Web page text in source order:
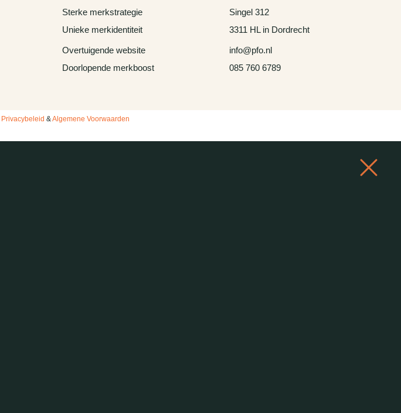
Sterke merkstrategie
Unieke merkidentiteit
Overtuigende website
Doorlopende merkboost
Singel 312
3311 HL in Dordrecht
info@pfo.nl
085 760 6789
Privacybeleid &Algemene Voorwaarden